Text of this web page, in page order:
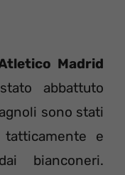
Madrid
abbattuto
sono stati
tatticamente e
bianconeri.